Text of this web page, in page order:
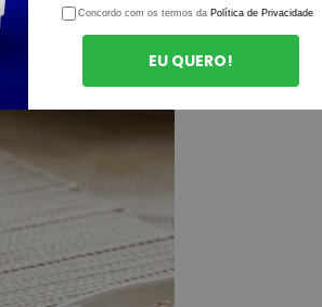
Concordo com os termos da Política de Privacidade
EU QUERO!